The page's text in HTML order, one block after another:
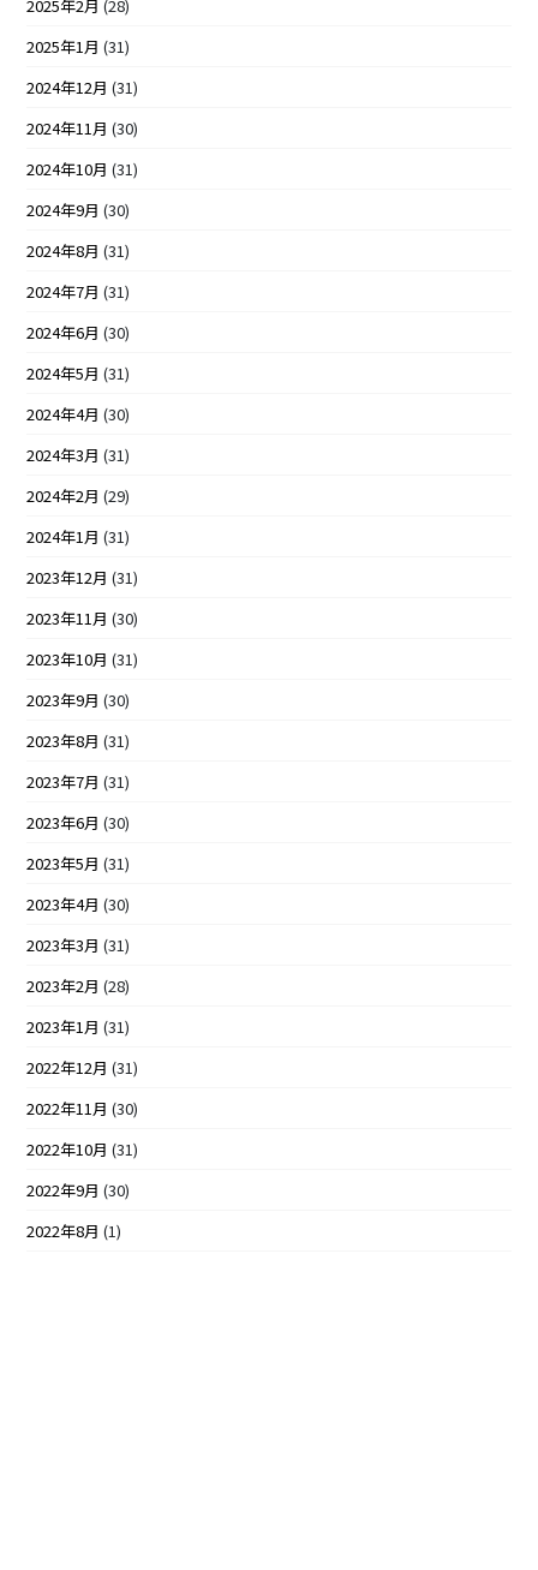
2025年2月 (28)
2025年1月 (31)
2024年12月 (31)
2024年11月 (30)
2024年10月 (31)
2024年9月 (30)
2024年8月 (31)
2024年7月 (31)
2024年6月 (30)
2024年5月 (31)
2024年4月 (30)
2024年3月 (31)
2024年2月 (29)
2024年1月 (31)
2023年12月 (31)
2023年11月 (30)
2023年10月 (31)
2023年9月 (30)
2023年8月 (31)
2023年7月 (31)
2023年6月 (30)
2023年5月 (31)
2023年4月 (30)
2023年3月 (31)
2023年2月 (28)
2023年1月 (31)
2022年12月 (31)
2022年11月 (30)
2022年10月 (31)
2022年9月 (30)
2022年8月 (1)